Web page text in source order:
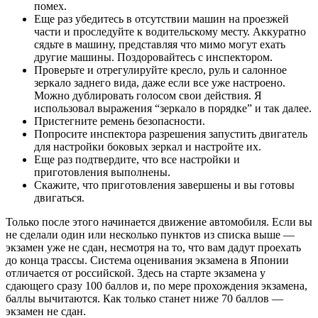
помех.
Еще раз убедитесь в отсутствии машин на проезжей
части и проследуйте к водительскому месту. Аккуратно
сядьте в машину, представляя что мимо могут ехать
другие машины. Поздоровайтесь с инспектором.
Проверьте и отрегулируйте кресло, руль и салонное
зеркало заднего вида, даже если все уже настроено.
Можно дублировать голосом свои действия. Я
использовал выражения “зеркало в порядке” и так далее.
Пристегните ремень безопасности.
Попросите инспектора разрешения запустить двигатель
для настройки боковых зеркал и настройте их.
Еще раз подтвердите, что все настройки и
приготовления выполнены.
Скажите, что приготовления завершены и вы готовы
двигаться.
Только после этого начинается движение автомобиля. Если вы
не сделали один или несколько пунктов из списка выше —
экзамен уже не сдан, несмотря на то, что вам дадут проехать
до конца трассы. Система оценивания экзамена в Японии
отличается от российской. Здесь на старте экзамена у
сдающего сразу 100 баллов и, по мере прохождения экзамена,
баллы вычитаются. Как только станет ниже 70 баллов —
экзамен не сдан.